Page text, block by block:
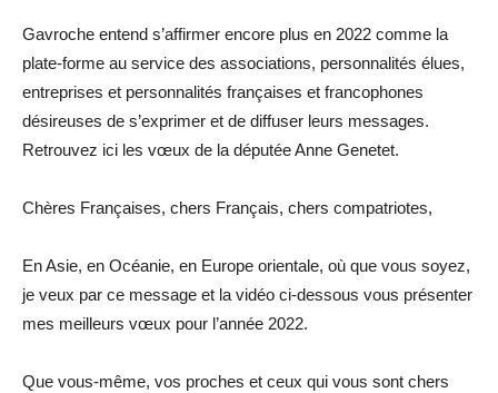
Gavroche entend s’affirmer encore plus en 2022 comme la
plate-forme au service des associations, personnalités élues,
entreprises et personnalités françaises et francophones
désireuses de s’exprimer et de diffuser leurs messages.
Retrouvez ici les vœux de la députée Anne Genetet.
Chères Françaises, chers Français, chers compatriotes,
En Asie, en Océanie, en Europe orientale, où que vous soyez,
je veux par ce message et la vidéo ci-dessous vous présenter
mes meilleurs vœux pour l’année 2022.
Que vous-même, vos proches et ceux qui vous sont chers